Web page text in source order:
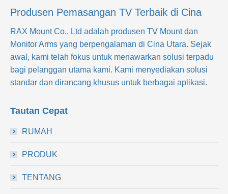
Produsen Pemasangan TV Terbaik di Cina
RAX Mount Co., Ltd adalah produsen TV Mount dan
Monitor Arms yang berpengalaman di Cina Utara. Sejak
awal, kami telah fokus untuk menawarkan solusi terpadu
bagi pelanggan utama kami. Kami menyediakan solusi
standar dan dirancang khusus untuk berbagai aplikasi.
Tautan Cepat
RUMAH
PRODUK
TENTANG